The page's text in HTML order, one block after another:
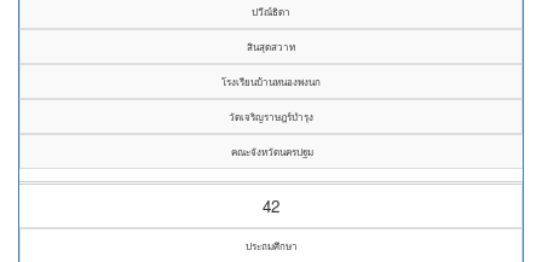
ปวีณ์ธิดา
สินสุดสวาท
โรงเรียนบ้านหนองพงนก
วัดเจริญราษฎร์บำรุง
คณะจังหวัดนครปฐม
42
ประถมศึกษา